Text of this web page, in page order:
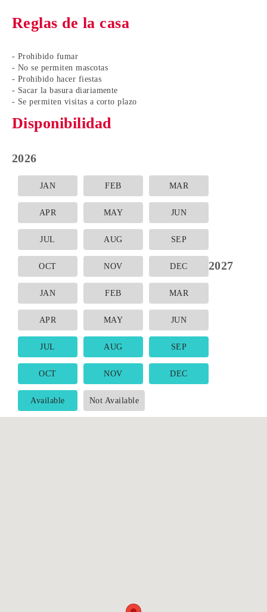
Reglas de la casa
- Prohibido fumar
- No se permiten mascotas
- Prohibido hacer fiestas
- Sacar la basura diariamente
- Se permiten visitas a corto plazo
Disponibilidad
2026
JAN FEB MAR
APR MAY JUN
JUL AUG SEP
OCT NOV DEC 2027
JAN FEB MAR
APR MAY JUN
JUL AUG SEP
OCT NOV DEC
Available Not Available